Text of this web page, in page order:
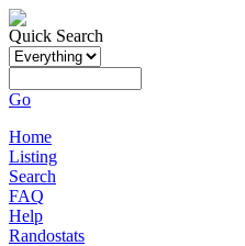
Quick Search
Go
Home
Listing
Search
FAQ
Help
Randostats